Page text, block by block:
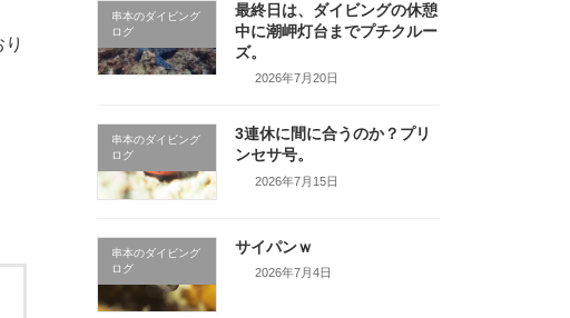
串本のダイビング
ログ
最終日は、ダイビングの休憩
中に潮岬灯台までプチクルー
ズ。
2026年7月20日
串本のダイビング
ログ
3連休に間に合うのか？プリ
ンセサ号。
2026年7月15日
串本のダイビング
ログ
サイパンｗ
2026年7月4日